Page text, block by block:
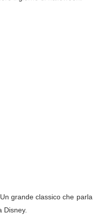
grande classico che parla
Disney.